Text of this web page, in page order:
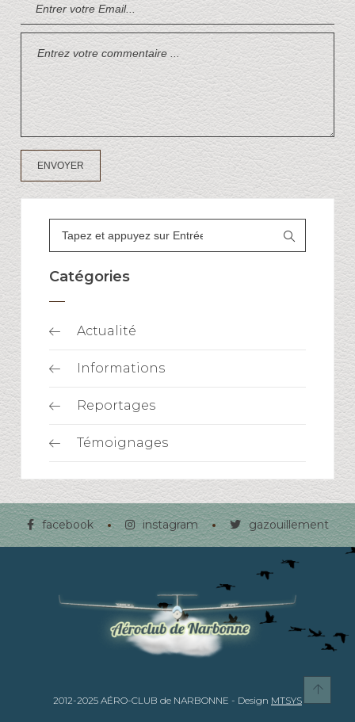
Catégories
Actualité
Informations
Reportages
Témoignages
facebook instagram gazouillement
2012-2025 AÉRO-CLUB de NARBONNE - Design MTSYS